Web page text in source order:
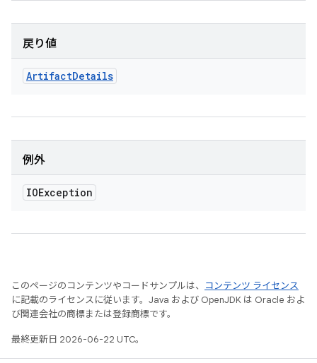
戻り値
ArtifactDetails
例外
IOException
このページのコンテンツやコードサンプルは、
コンテンツ ライセンス
に記載のライセンスに従います。Java および OpenJDK は Oracle およ
び関連会社の商標または登録商標です。
最終更新日 2026-06-22 UTC。